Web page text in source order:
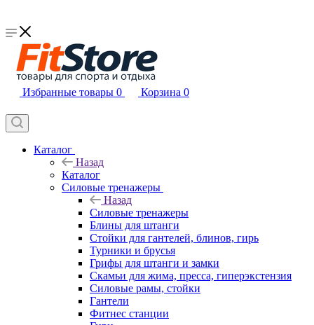
Избранные товары 0 Корзина 0
Каталог
Назад
Каталог
Силовые тренажеры
Назад
Силовые тренажеры
Блины для штанги
Стойки для гантелей, блинов, гирь
Турники и брусья
Грифы для штанги и замки
Скамьи для жима, пресса, гиперэкстензия
Силовые рамы, стойки
Гантели
Фитнес станции